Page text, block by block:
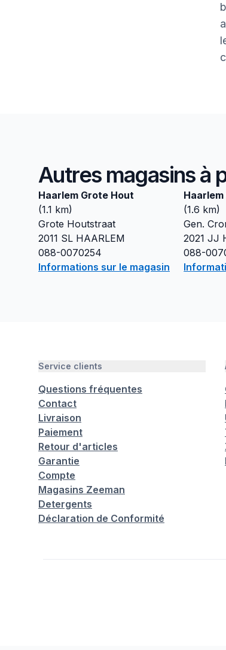
Autres magasins à
Haarlem Grote Hout
(1.1 km)
Grote Houtstraat
2011 SL HAARLEM
088-0070254
Informations sur le magasin
(1.6 km)
Gen.
2021 JJ
088-
Service clients
Questions fréquentes
Contact
Livraison
Paiement
Retour d'articles
Garantie
Compte
Magasins Zeeman
Detergents
Déclaration de Conformité